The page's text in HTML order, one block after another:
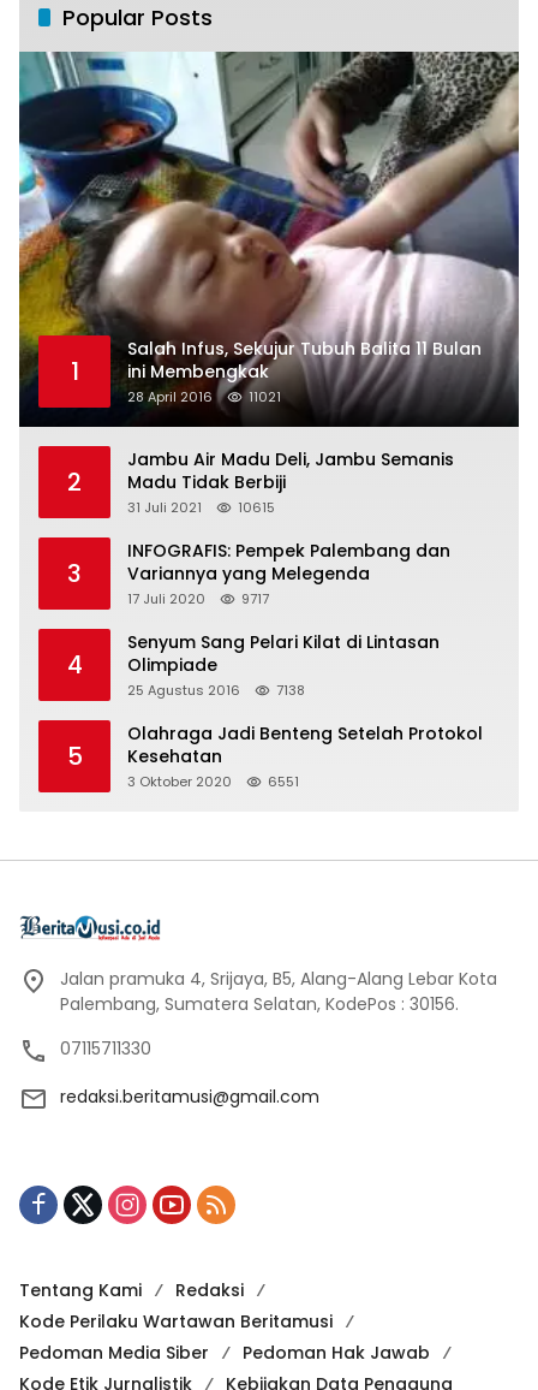
Popular Posts
1
Salah Infus, Sekujur Tubuh Balita 11 Bulan
ini Membengkak
28 April 2016 11021
2
Jambu Air Madu Deli, Jambu Semanis
Madu Tidak Berbiji
31 Juli 2021 10615
3
INFOGRAFIS: Pempek Palembang dan
Variannya yang Melegenda
17 Juli 2020 9717
4
Senyum Sang Pelari Kilat di Lintasan
Olimpiade
25 Agustus 2016 7138
5
Olahraga Jadi Benteng Setelah Protokol
Kesehatan
3 Oktober 2020 6551
Jalan pramuka 4, Srijaya, B5, Alang-Alang Lebar Kota
Palembang, Sumatera Selatan, KodePos : 30156.
07115711330
redaksi.beritamusi@gmail.com
Tentang Kami
Redaksi
Kode Perilaku Wartawan Beritamusi
Pedoman Media Siber
Pedoman Hak Jawab
Kode Etik Jurnalistik
Kebijakan Data Pengguna